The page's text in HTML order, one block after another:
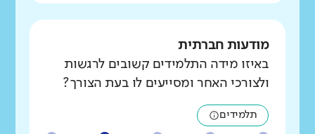
מודעות חברתית
באיזו מידה התלמידים קשובים לרגשות
ולצורכי האחר ומסייעים לו בעת הצורך?
תלמידים